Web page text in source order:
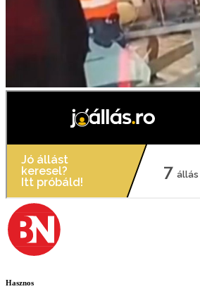
Hasznos